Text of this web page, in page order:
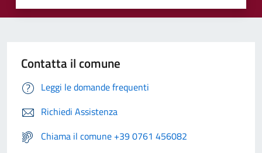
Contatta il comune
Leggi le domande frequenti
Richiedi Assistenza
Chiama il comune +39 0761 456082